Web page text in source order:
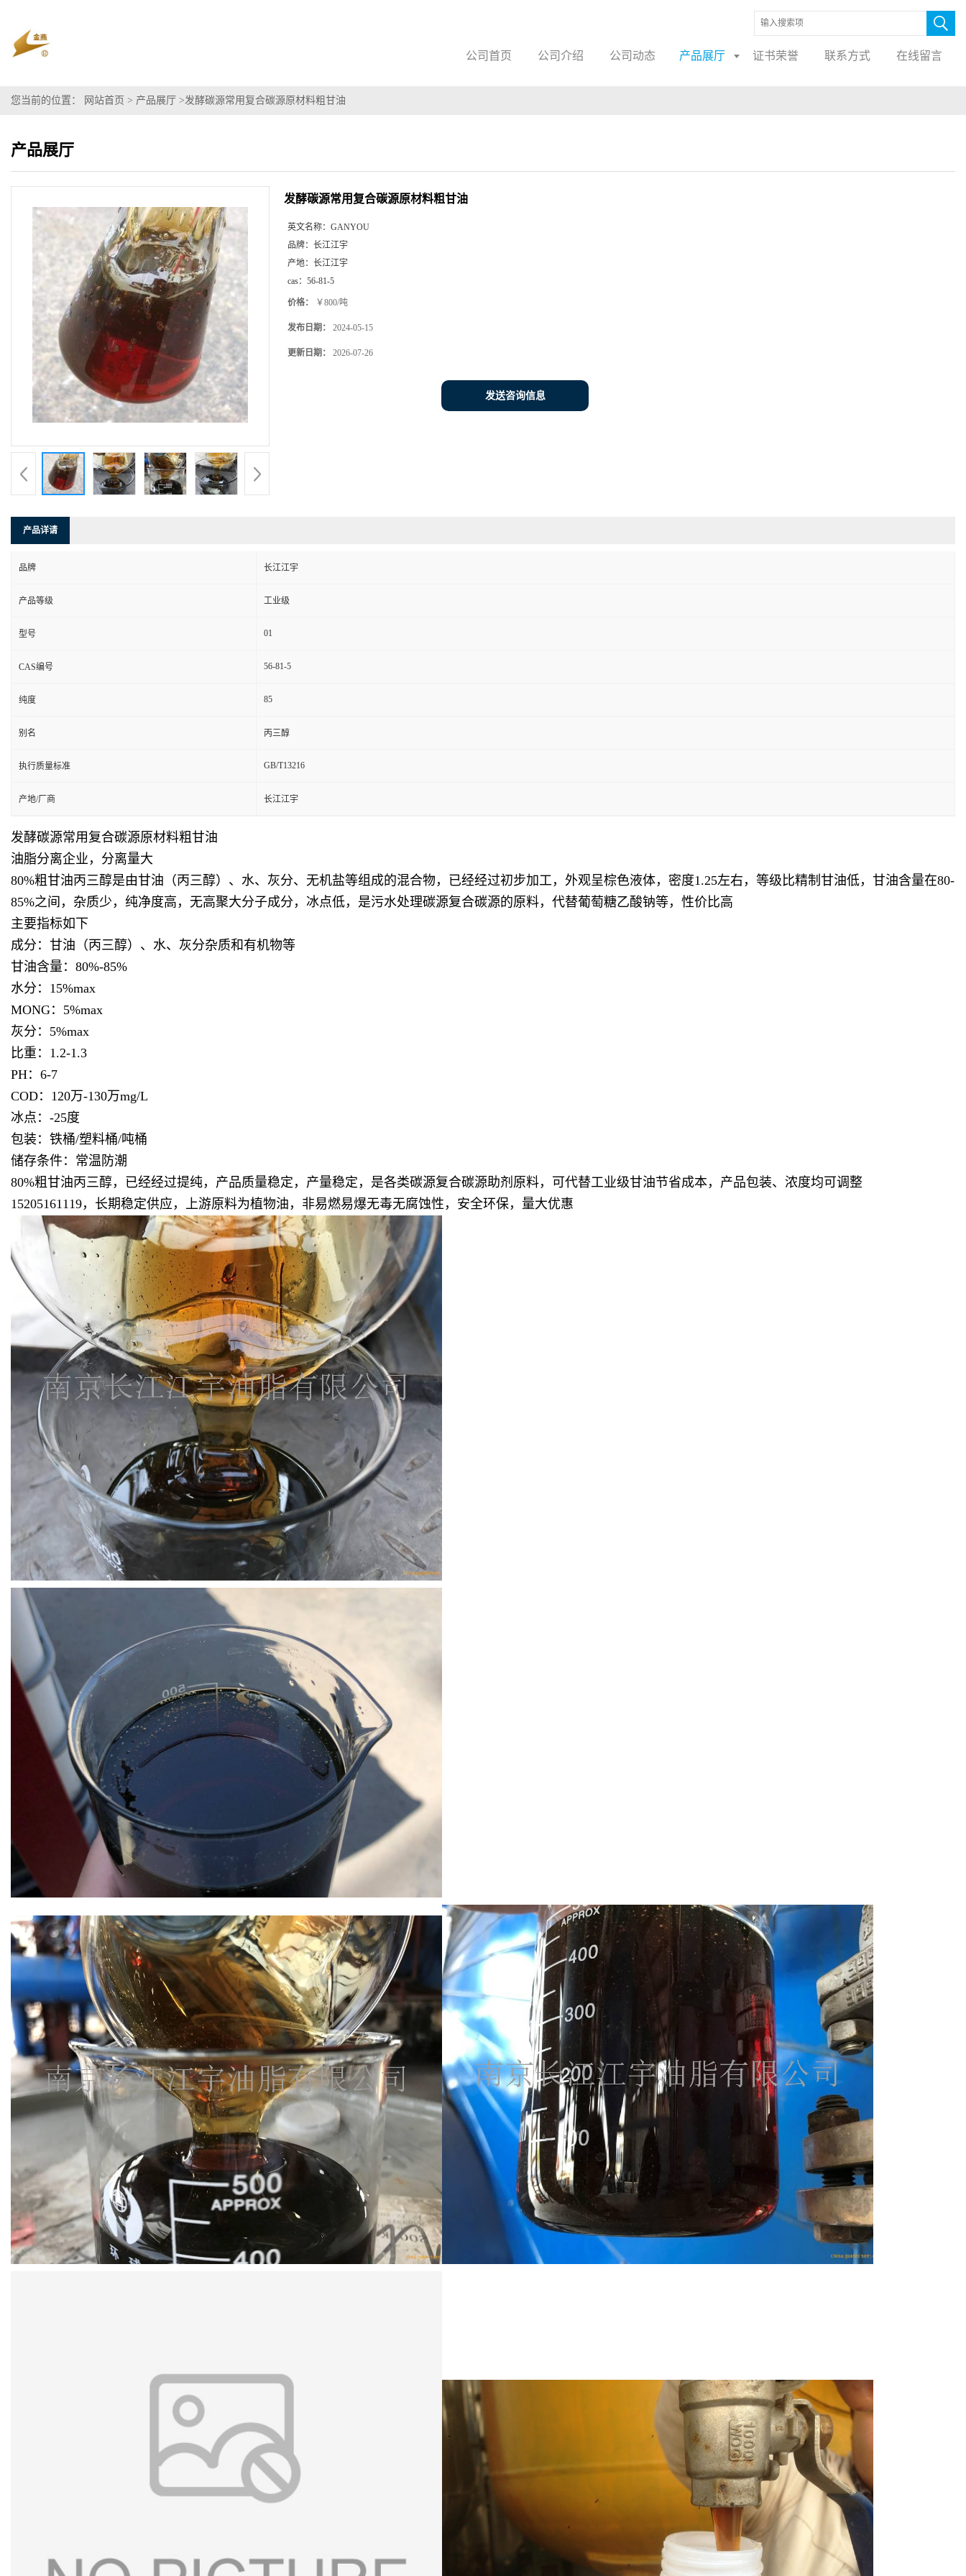
公司首页 公司介绍 公司动态 产品展厅 证书荣誉 联系方式 在线留言
您当前的位置： 网站首页 > 产品展厅 >发酵碳源常用复合碳源原材料粗甘油
产品展厅
发酵碳源常用复合碳源原材料粗甘油
英文名称： GANYOU
品牌： 长江江宇
产地： 长江江宇
cas： 56-81-5
价格： ￥800/吨
发布日期： 2024-05-15
更新日期： 2026-07-26
发送咨询信息
产品详请
品牌 长江江宇
产品等级 工业级
型号 01
CAS编号 56-81-5
纯度 85
别名 丙三醇
执行质量标准 GB/T13216
产地/厂商 长江江宇
发酵碳源常用复合碳源原材料粗甘油
油脂分离企业，分离量大
80%粗甘油丙三醇是由甘油（丙三醇）、水、灰分、无机盐等组成的混合物，已经经过初步加工，外观呈棕色液体，密度1.25左右，等级比精制甘油低，甘油含量在80-
85%之间，杂质少，纯净度高，无高聚大分子成分，冰点低，是污水处理碳源复合碳源的原料，代替葡萄糖乙酸钠等，性价比高
主要指标如下
成分：甘油（丙三醇）、水、灰分杂质和有机物等
甘油含量：80%-85%
水分：15%max
MONG：5%max
灰分：5%max
比重：1.2-1.3
PH：6-7
COD：120万-130万mg/L
冰点：-25度
包装：铁桶/塑料桶/吨桶
储存条件：常温防潮
80%粗甘油丙三醇，已经经过提纯，产品质量稳定，产量稳定，是各类碳源复合碳源助剂原料，可代替工业级甘油节省成本，产品包装、浓度均可调整
15205161119，长期稳定供应，上游原料为植物油，非易燃易爆无毒无腐蚀性，安全环保，量大优惠